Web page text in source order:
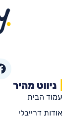
ניווט מהיר
עמוד הבית
אודות דרייבלי